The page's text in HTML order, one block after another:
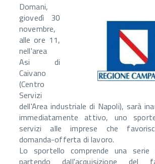
Domani,
giovedì 30
novembre,
alle ore 11,
nell'area
Asi di
Caivano
(Centro
Servizi
dell'Area industriale di Napoli), sarà
immediatamente attivo, uno
servizi alle imprese che
domanda-offerta di lavoro.
Lo sportello comprende una